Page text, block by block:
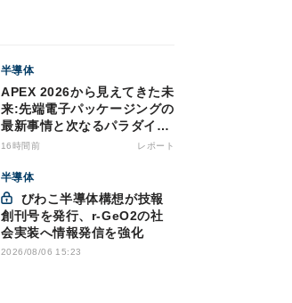
半導体
APEX 2026から見えてきた未
来:先端電子パッケージングの
最新事情と次なるパラダイム
シフト
16時間前 レポート
半導体
創刊号を発行、r-GeO2の社
会実装へ情報発信を強化
2026/08/06 15:23